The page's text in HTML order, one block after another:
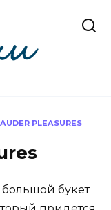
PLEASURES
большой букет